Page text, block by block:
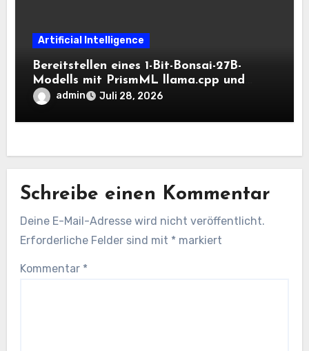
Artificial Intelligence
Bereitstellen eines 1-Bit-Bonsai-27B-
Modells mit PrismML llama.cpp und
OpenAI-kompatiblen lokalen Inferenz-
Workflows
admin Juli 28, 2026
Schreibe einen Kommentar
Deine E-Mail-Adresse wird nicht veröffentlicht.
Erforderliche Felder sind mit * markiert
Kommentar *